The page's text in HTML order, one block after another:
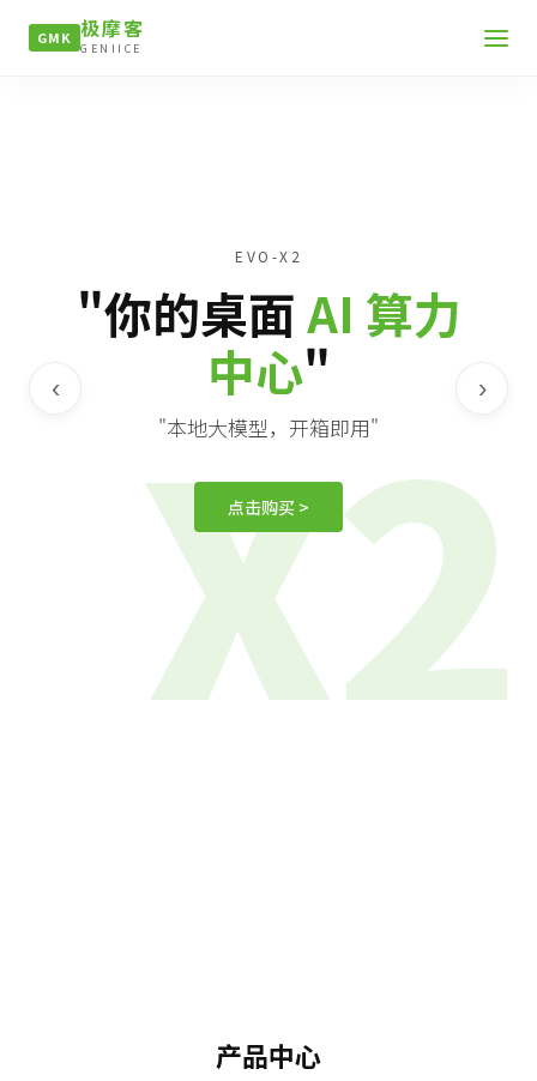
GMK 极摩客
GENIICE
X2
EVO-X2
"你的桌面AI 算力
中心"
"本地大模型，开箱即用"
点击购买 >
‹ ›
产品中心